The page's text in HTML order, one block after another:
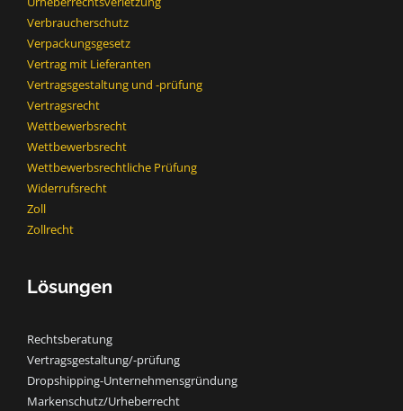
Verbraucherschutz
Verpackungsgesetz
Vertrag mit Lieferanten
Vertragsgestaltung und -prüfung
Vertragsrecht
Wettbewerbsrecht
Wettbewerbsrecht​
Wettbewerbsrechtliche Prüfung
Widerrufsrecht
Zoll
Zollrecht
Lösungen
Rechtsberatung
Vertragsgestaltung/-prüfung
Dropshipping-Unternehmensgründung
Markenschutz/Urheberrecht